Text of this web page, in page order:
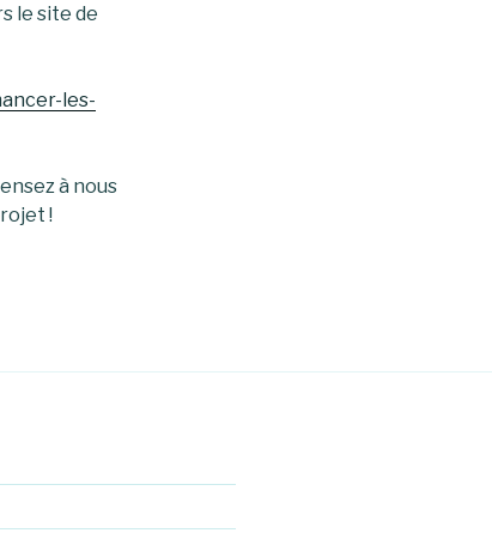
le site de
les-
à nous
!